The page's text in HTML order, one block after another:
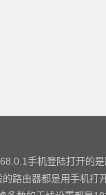
手机登陆打开的是
路由器都是用手机打